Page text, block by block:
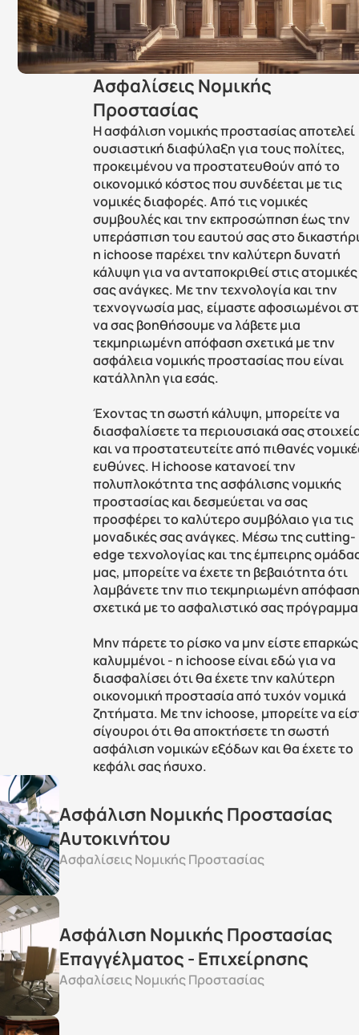
Ασφαλίσεις Νομικής
Προστασίας
Η ασφάλιση νομικής προστασίας αποτελεί
ουσιαστική διαφύλαξη για τους πολίτες,
προκειμένου να προστατευθούν από το
οικονομικό κόστος που συνδέεται με τις
νομικές διαφορές. Από τις νομικές
συμβουλές και την εκπροσώπηση έως την
υπεράσπιση του εαυτού σας στο
η ichoose παρέχει την καλύτερη δυνατή
κάλυψη για να ανταποκριθεί στις ατομικές
σας ανάγκες. Με την τεχνολογία και την
τεχνογνωσία μας, είμαστε αφοσιωμένοι
να σας βοηθήσουμε να λάβετε μια
τεκμηριωμένη απόφαση σχετικά με την
ασφάλεια νομικής προστασίας που είναι
κατάλληλη για εσάς.
Έχοντας τη σωστή κάλυψη, μπορείτε να
διασφαλίσετε τα περιουσιακά σας
και να προστατευτείτε από πιθανές
ευθύνες. Η ichoose κατανοεί την
πολυπλοκότητα της ασφάλισης νομικής
προστασίας και δεσμεύεται να σας
προσφέρει το καλύτερο συμβόλαιο για τις
μοναδικές σας ανάγκες. Μέσω της cutting-
edge τεχνολογίας και της έμπειρης
μας, μπορείτε να έχετε τη βεβαιότητα ότι
λαμβάνετε την πιο τεκμηριωμένη
σχετικά με το ασφαλιστικό σας
Μην πάρετε το ρίσκο να μην είστε επαρκώς
καλυμμένοι - η ichoose είναι εδώ για να
διασφαλίσει ότι θα έχετε την καλύτερη
οικονομική προστασία από τυχόν νομικά
ζητήματα. Με την ichoose, μπορείτε να
σίγουροι ότι θα αποκτήσετε τη σωστή
ασφάλιση νομικών εξόδων και θα έχετε το
κεφάλι σας ήσυχο.
Ασφάλιση Νομικής Προστασίας
Αυτοκινήτου
Ασφαλίσεις Νομικής Προστασίας
Ασφάλιση Νομικής Προστασίας
Επαγγέλματος - Επιχείρησης
Ασφαλίσεις Νομικής Προστασίας